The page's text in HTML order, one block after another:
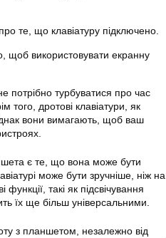
те, що клавіатуру підключено.
щоб використовувати екранну
потрібно турбуватися про час
того, дротові клавіатури, як
вони вимагають, щоб ваш
є те, що вона може бути
може бути зручніше, ніж на
такі як підсвічування
їх ще більш універсальними.
з планшетом, незалежно від